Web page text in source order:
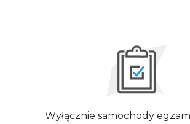
Wyłącznie samochody